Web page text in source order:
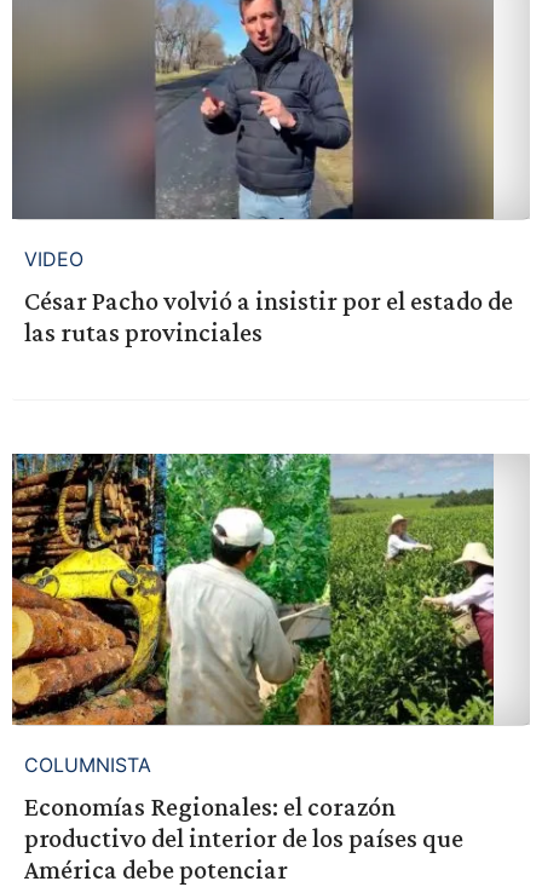
VIDEO
César Pacho volvió a insistir por el estado de
las rutas provinciales
COLUMNISTA
Economías Regionales: el corazón
productivo del interior de los países que
América debe potenciar